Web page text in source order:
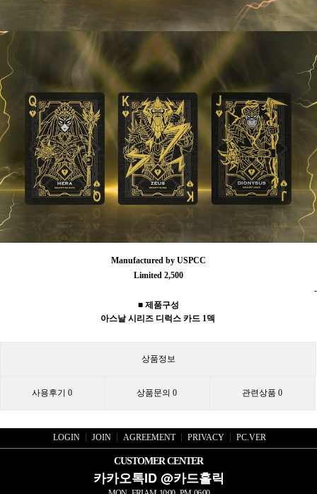
Manufactured by USPCC
Limited 2,500
-
■ 제품구성
아스날 시리즈 디럭스 카드 1덱
상품정보
사용후기0 상품문의0 관련상품0
LOGIN JOIN AGREEMENT PRIVACY PC.VER
CUSTOMER CENTER
카카오톡ID @카드홀릭